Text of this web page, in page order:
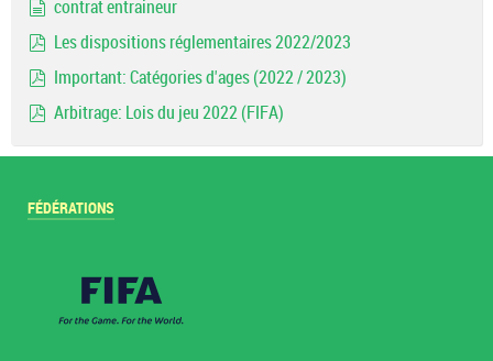
contrat entraineur
Les dispositions réglementaires 2022/2023
Important: Catégories d'ages (2022 / 2023)
Arbitrage: Lois du jeu 2022 (FIFA)
FÉDÉRATIONS